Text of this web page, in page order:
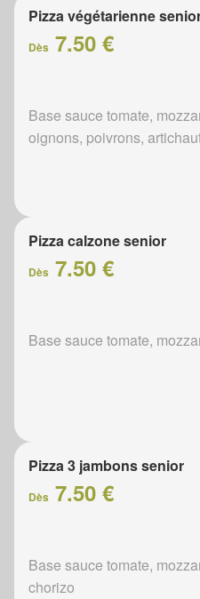
Pizza végétarienne
Dès 7.50 €
Base sauce tomate,
oignons, poivrons,
Pizza calzone senior
Dès 7.50 €
Base sauce tomate,
Pizza 3 jambons senior
Dès 7.50 €
Base sauce tomate,
chorizo